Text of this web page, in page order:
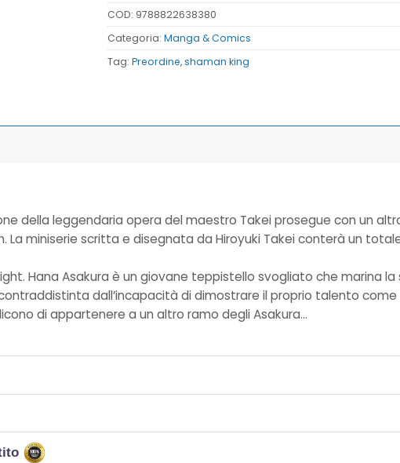
COD: 9788822638380
Categoria: Manga & Comics
Tag: Preordine,shaman king
della leggendaria opera del maestro Takei prosegue con un
La miniserie scritta e disegnata da Hiroyuki Takei conterà un
Hana Asakura è un giovane teppistello svogliato che marina
dall’incapacità di dimostrare il proprio talento
di appartenere a un altro ramo degli Asakura…